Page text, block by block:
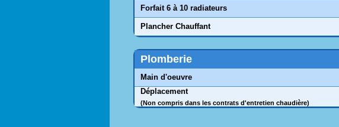
Forfait 6 à 10 radiateurs
Plancher Chauffant
Plomberie
Main d'oeuvre
Déplacement
(Non compris dans les contrats d'entretien chaudière)